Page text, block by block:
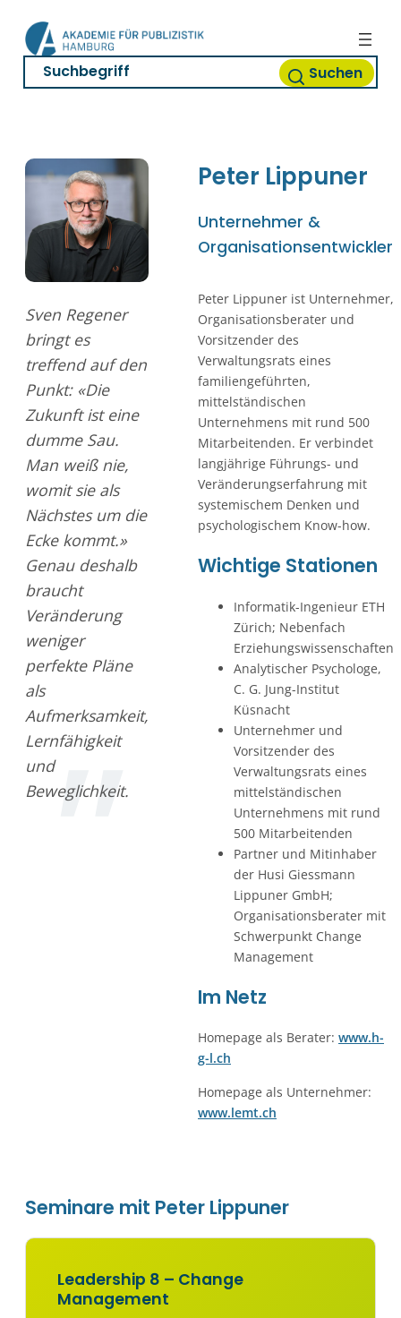
Inhalt
springen
Suchen
Sven Regener
bringt es
treffend auf den
Punkt: «Die
Zukunft ist eine
dumme Sau.
Man weiß nie,
womit sie als
Nächstes um die
Ecke kommt.»
Genau deshalb
braucht
Veränderung
weniger
perfekte Pläne
als
Aufmerksamkeit,
Lernfähigkeit
und
Beweglichkeit.
Peter Lippuner
Unternehmer &
Organisationsentwickler
Peter Lippuner ist Unternehmer,
Organisationsberater und
Vorsitzender des
Verwaltungsrats eines
familiengeführten,
mittelständischen
Unternehmens mit rund 500
Mitarbeitenden. Er verbindet
langjährige Führungs- und
Veränderungserfahrung mit
systemischem Denken und
psychologischem Know-how.
Wichtige Stationen
Informatik-Ingenieur ETH
Zürich; Nebenfach
Erziehungswissenschaften
Analytischer Psychologe,
C. G. Jung-Institut
Küsnacht
Unternehmer und
Vorsitzender des
Verwaltungsrats eines
mittelständischen
Unternehmens mit rund
500 Mitarbeitenden
Partner und Mitinhaber
der Husi Giessmann
Lippuner GmbH;
Organisationsberater mit
Schwerpunkt Change
Management
Im Netz
Homepage als Berater: www.h-
g-l.ch
Homepage als Unternehmer:
www.lemt.ch
Seminare mit Peter Lippuner
Leadership 8 – Change
Management